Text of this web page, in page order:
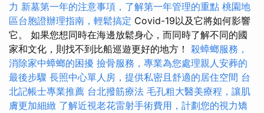
力 新墓第一年的注意事項，了解第一年管理的重點 桃園地
區台胞證辦理指南，輕鬆搞定 Covid-19以及它將如何影響
它。 如果您想同時在海邊放鬆身心，而同時了解不同的國
家和文化，則找不到比船巡遊更好的地方！ 殺蟑螂服務，
消除家中蟑螂的困擾 撿骨服務，專業為您處理親人安葬的
最後步驟 長照中心單人房，提供私密且舒適的居住空間 台
北記帳士專業推薦 台北撥筋療法 毛孔粗大醫美療程，讓肌
膚更加細緻 了解近視老花雷射手術費用，計劃您的視力矯